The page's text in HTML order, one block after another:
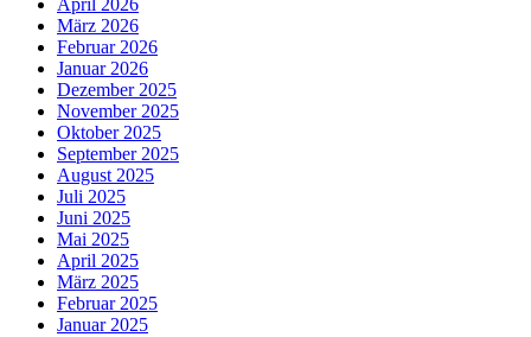
März 2026
Februar 2026
Januar 2026
Dezember 2025
November 2025
Oktober 2025
September 2025
August 2025
Juli 2025
Juni 2025
Mai 2025
April 2025
März 2025
Februar 2025
Januar 2025